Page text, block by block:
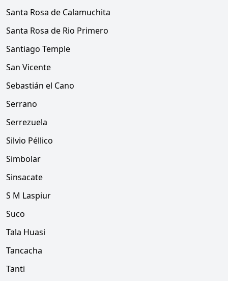
Santa Rosa de Calamuchita
Santa Rosa de Rio Primero
Santiago Temple
San Vicente
Sebastián el Cano
Serrano
Serrezuela
Silvio Péllico
Simbolar
Sinsacate
S M Laspiur
Suco
Tala Huasi
Tancacha
Tanti